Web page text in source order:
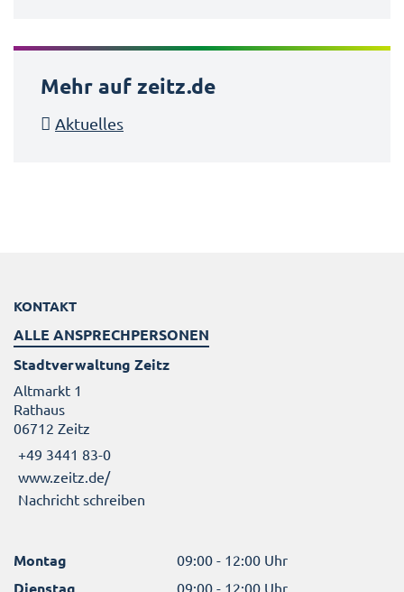
Mehr auf zeitz.de
Aktuelles
KONTAKT
ALLE ANSPRECHPERSONEN
Stadtverwaltung Zeitz
Altmarkt 1
Rathaus
06712 Zeitz
+49 3441 83-0
www.zeitz.de/
Nachricht schreiben
Montag 09:00 - 12:00 Uhr
Dienstag
09:00 - 12:00 Uhr